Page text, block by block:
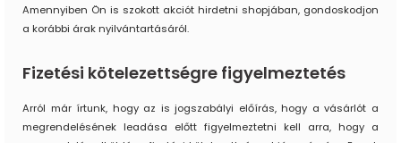
Amennyiben Ön is szokott akciót hirdetni shopjában, gondoskodjon
a korábbi árak nyilvántartásáról.
Fizetési kötelezettségre figyelmeztetés
Arról már írtunk, hogy az is jogszabályi előírás, hogy a vásárlót a
megrendelésének leadása előtt figyelmeztetni kell arra, hogy a